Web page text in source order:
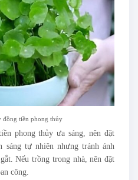
đồng tiền phong thủy
phong thủy ưa sáng, nên đặt
sáng tự nhiên nhưng tránh ánh
Nếu trồng trong nhà, nên đặt
công.